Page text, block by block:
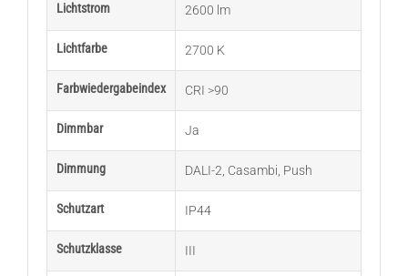
Lichtstrom 2600 lm
Lichtfarbe 2700 K
Farbwiedergabeindex CRI >90
Dimmbar Ja
Dimmung DALI-2 Casambi Push
Schutzart IP44
Schutzklasse III